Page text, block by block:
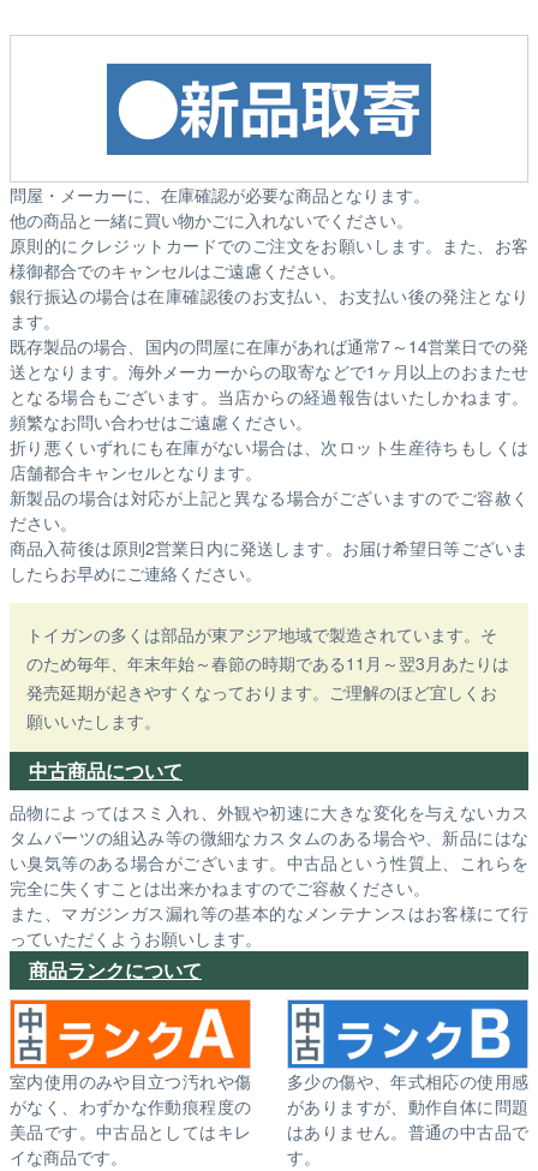
問屋・メーカーに、在庫確認が必要な商品となります。
他の商品と一緒に買い物かごに入れないでください。
原則的にクレジットカードでのご注文をお願いします。また、お客
様御都合でのキャンセルはご遠慮ください。
銀行振込の場合は在庫確認後のお支払い、お支払い後の発注となり
ます。
既存製品の場合、国内の問屋に在庫があれば通常7～14営業日での発
送となります。海外メーカーからの取寄などで1ヶ月以上のおまたせ
となる場合もございます。 当店からの経過報告はいたしかねます。
頻繁なお問い合わせはご遠慮ください。
折り悪くいずれにも在庫がない場合は、次ロット生産待ちもしくは
店舗都合キャンセルとなります。
新製品の場合は対応が上記と異なる場合がございますのでご容赦く
ださい。
商品入荷後は原則2営業日内に発送します。お届け希望日等ございま
したらお早めにご連絡ください。
トイガンの多くは部品が東アジア地域で製造されています。そ
のため毎年、年末年始～春節の時期である11月～翌3月あたりは
発売延期が起きやすくなっております。ご理解のほど宜しくお
願いいたします。
中古商品について
品物によってはスミ入れ、外観や初速に大きな変化を与えないカス
タムパーツの組込み等の微細なカスタムのある場合や、新品にはな
い臭気等のある場合がございます。中古品という性質上、これらを
完全に失くすことは出来かねますのでご容赦ください。
また、マガジンガス漏れ等の基本的なメンテナンスはお客様にて行
っていただくようお願いします。
商品ランクについて
室内使用のみや目立つ汚れや傷
がなく、わずかな作動痕程度の
美品です。中古品としてはキレ
イな商品です。
多少の傷や、年式相応の使用感
がありますが、動作自体に問題
はありません。普通の中古品で
す。